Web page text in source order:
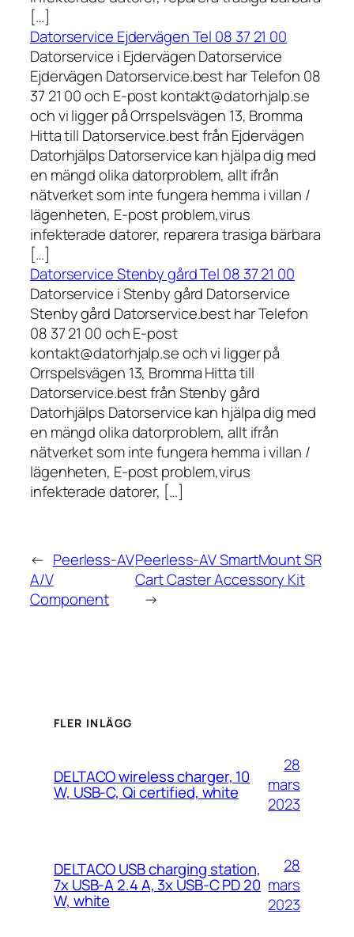
[…]
Datorservice Ejdervägen Tel 08 37 21 00
Datorservice i Ejdervägen Datorservice
Ejdervägen Datorservice.best har Telefon 08
37 21 00 och E-post kontakt@datorhjalp.se
och vi ligger på Orrspelsvägen 13, Bromma
Hitta till Datorservice.best från Ejdervägen
Datorhjälps Datorservice kan hjälpa dig med
en mängd olika datorproblem, allt ifrån
nätverket som inte fungera hemma i villan /
lägenheten, E-post problem,virus
infekterade datorer, reparera trasiga bärbara
[…]
Datorservice Stenby gård Tel 08 37 21 00
Datorservice i Stenby gård Datorservice
Stenby gård Datorservice.best har Telefon
08 37 21 00 och E-post
kontakt@datorhjalp.se och vi ligger på
Orrspelsvägen 13, Bromma Hitta till
Datorservice.best från Stenby gård
Datorhjälps Datorservice kan hjälpa dig med
en mängd olika datorproblem, allt ifrån
nätverket som inte fungera hemma i villan /
lägenheten, E-post problem,virus
infekterade datorer, […]
← Peerless-AV
A/V
Component
Peerless-AV SmartMount SR
Cart Caster Accessory Kit
→
FLER INLÄGG
DELTACO wireless charger, 10
W, USB-C, Qi certified, white
28
mars
2023
DELTACO USB charging station,
7x USB-A 2.4 A, 3x USB-C PD 20
W, white
28
mars
2023